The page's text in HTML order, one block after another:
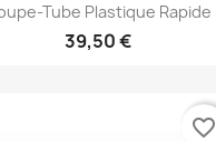
Tube Plastique Rapide
39,50 €
favorite_border